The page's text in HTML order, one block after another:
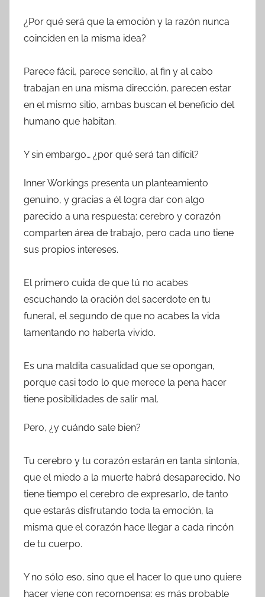
¿Por qué será que la emoción y la razón nunca
coinciden en la misma idea?
Parece fácil, parece sencillo, al fin y al cabo
trabajan en una misma dirección, parecen estar
en el mismo sitio, ambas buscan el beneficio del
humano que habitan.
Y sin embargo… ¿por qué será tan difícil?
Inner Workings presenta un planteamiento
genuino, y gracias a él logra dar con algo
parecido a una respuesta: cerebro y corazón
comparten área de trabajo, pero cada uno tiene
sus propios intereses.
El primero cuida de que tú no acabes
escuchando la oración del sacerdote en tu
funeral, el segundo de que no acabes la vida
lamentando no haberla vivido.
Es una maldita casualidad que se opongan,
porque casi todo lo que merece la pena hacer
tiene posibilidades de salir mal.
Pero, ¿y cuándo sale bien?
Tu cerebro y tu corazón estarán en tanta sintonía,
que el miedo a la muerte habrá desaparecido. No
tiene tiempo el cerebro de expresarlo, de tanto
que estarás disfrutando toda la emoción, la
misma que el corazón hace llegar a cada rincón
de tu cuerpo.
Y no sólo eso, sino que el hacer lo que uno quiere
hacer viene con recompensa: es más probable